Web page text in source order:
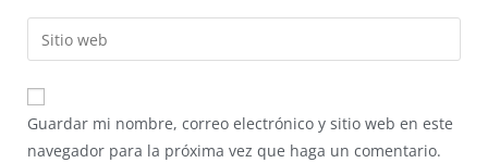
Guardar mi nombre, correo electrónico y sitio web en este
navegador para la próxima vez que haga un comentario.